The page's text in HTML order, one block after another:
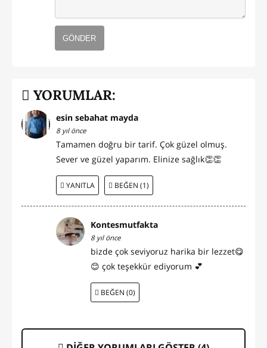
GÖNDER
YORUMLAR:
esin sebahat mayda
8 yıl önce
Tamamen doğru bir tarif. Çok güzel olmuş.
Sever ve güzel yaparım. Elinize sağlık👏👏
YANITLA BEĞEN (1)
Kontesmutfakta
8 yıl önce
bizde çok seviyoruz harika bir lezzet😋
😊 çok teşekkür ediyorum 💕
BEĞEN (0)